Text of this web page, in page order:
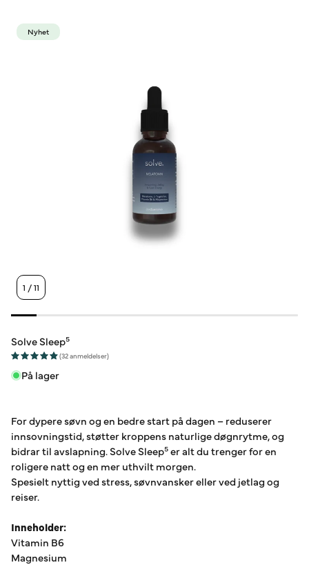
Research, 2, 45–60.
Effects of L-tryptophan on sleepiness
Journal of Psychiatric Research, 17(2), 107–113.
Schneider-Helmert, D. et al. (1986).
benzodiazepines and insomnia: A comparative study.
Human Neurobiology, 5(1), 43–48.
Wurtman, R. J. & Wurtman, J. J. (1989).
Scientific American, 260(1), 68–75.
Effects and side effects of dietary
L-tryptophan supplementation: A review.
Nyhet
1 /11
Solve Sleep⁵
(32 anmeldelser)
På lager
For dypere søvn og en bedre start på dagen – reduserer
innsovningstid, støtter kroppens naturlige døgnrytme, og
bidrar til avslapning. Solve Sleep⁵ er alt du trenger for en
roligere natt og en mer uthvilt morgen.
Spesielt nyttig ved stress, søvnvansker eller ved jetlag og
reiser.
Inneholder:
Vitamin B6
Magnesium